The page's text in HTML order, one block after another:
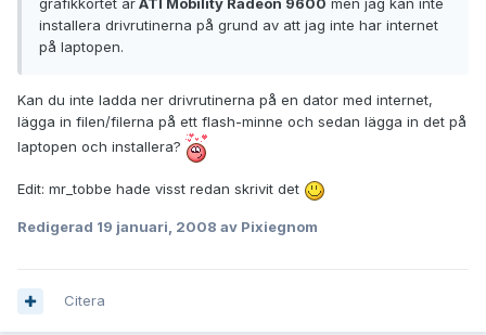
grafikkortet ärATI Mobility Radeon 9600 men jag kan inte
installera drivrutinerna på grund av att jag inte har internet
på laptopen.
Kan du inte ladda ner drivrutinerna på en dator med internet,
lägga in filen/filerna på ett flash-minne och sedan lägga in det på
laptopen och installera?
Edit: mr_tobbe hade visst redan skrivit det
Redigerad 19 januari, 2008 av Pixiegnom
Citera